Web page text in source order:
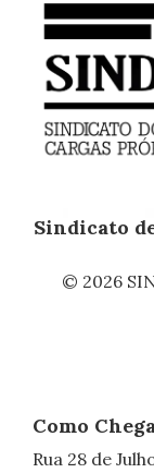
Sindicato
© 2026
Como
Rua 28 de